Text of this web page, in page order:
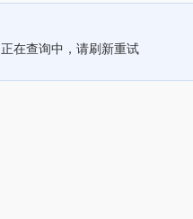
正在查询中，请刷新重试